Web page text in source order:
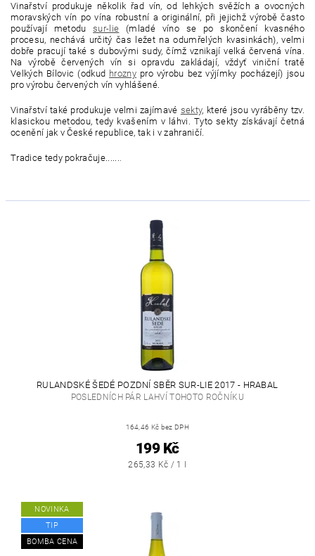
Vinařství produkuje několik řad vín, od lehkých svěžích a ovocných
moravských vín po vína robustní a originální, při jejichž výrobě často
používají metodusur-lie (mladé víno se po skončení kvasného
procesu, nechává určitý čas ležet na odumřelých kvasinkách), velmi
dobře pracují také s dubovými sudy, čímž vznikají velká červená vína.
Na výrobě červených vín si opravdu zakládají, vždyť viniční tratě
Velkých Bílovic (odkud hrozny pro výrobu bez výjímky pocházejí) jsou
pro výrobu červených vín vyhlášené.
Vinařství také produkuje velmi zajímavé sekty, které jsou vyráběny tzv.
klasickou metodou, tedy kvašením v láhvi. Tyto sekty získávají četná
ocenění jak v České republice, tak i v zahraničí.
Tradice tedy pokračuje.......
RULANDSKÉ ŠEDÉ POZDNÍ SBĚR SUR-LIE 2017 - HRABAL
POSLEDNÍCH PÁR LAHVÍ TOHOTO ROČNÍKU
164,46 Kč bez DPH
199 Kč
265,33 Kč / 1 l
NOVINKA
TIP
BOMBA CENA